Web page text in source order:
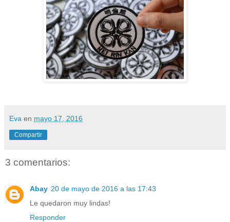
Eva en mayo 17, 2016
Compartir
3 comentarios:
Abay 20 de mayo de 2016 a las 17:43
Le quedaron muy lindas!
Responder